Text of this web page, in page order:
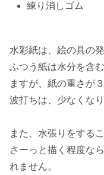
練り消しゴム
水彩紙は、絵の具の
ふつう紙は水分を含
ますが、紙の重さが
波打ちは、少なくなり
また、 水張り をする
さーっと描く程度な
れません。